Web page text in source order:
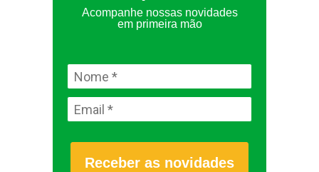
Acompanhe nossas novidades
em primeira mão
Receber as novidades